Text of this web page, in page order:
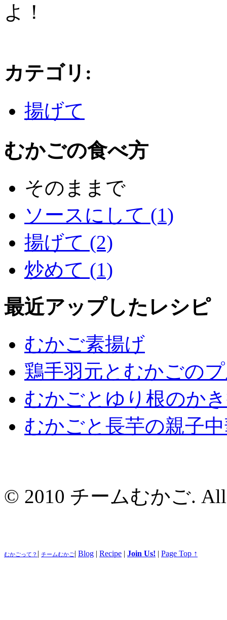
よ！
カテゴリ :
揚げて
むかごの食べ方
そのままで
ソースにして (1)
揚げて (2)
炒めて (1)
最近アップしたレシピ
むかご素揚げ
鶏手羽元とむかごの
むかごとゆり根のか
むかごと長芋の親子
© 2010 チームむかご. All
むかごって？ | チームむかご| Blog | Recipe | Join Us! | Page Top ↑